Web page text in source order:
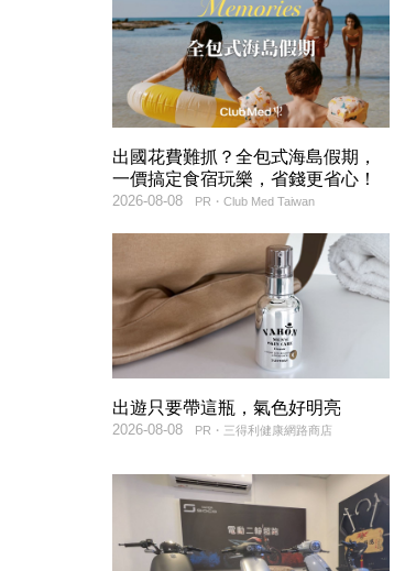
出國花費難抓？全包式海島假期，
一價搞定食宿玩樂，省錢更省心！
PR・Club Med Taiwan
2026-08-08
出遊只要帶這瓶，氣色好明亮
PR・三得利健康網路商店
2026-08-08